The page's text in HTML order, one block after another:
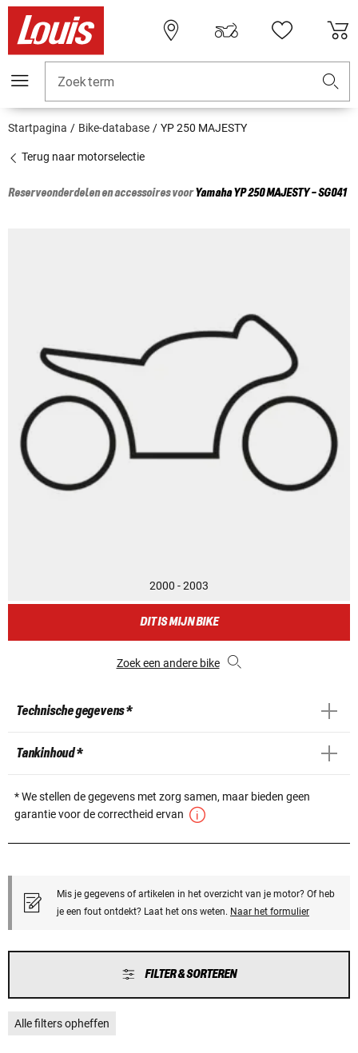
Zoekterm
Startpagina Bike-database YP 250 MAJESTY
Terug naar motorselectie
Reserveonderdelen en accessoires voorYamahaYP 250 MAJESTY - SG041
2000 - 2003
DIT IS MIJN BIKE
Zoek een andere bike
Technische gegevens *
Tankinhoud *
* We stellen de gegevens met zorg samen, maar bieden geen
garantie voor de correctheid ervan
Mis je gegevens of artikelen in het overzicht van je motor? Of heb
je een fout ontdekt? Laat het ons weten. Naar het formulier
FILTER & SORTEREN
Alle filters opheffen